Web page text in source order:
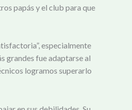
papás y el club para que
especialmente
grandes fue adaptarse al
logramos superarlo